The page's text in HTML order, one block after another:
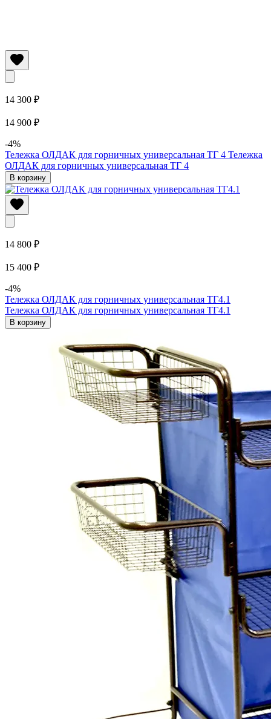
14 300 ₽
14 900 ₽
-4%
Тележка ОЛДАК для горничных универсальная ТГ 4 Тележка
ОЛДАК для горничных универсальная ТГ 4
В корзину
14 800 ₽
15 400 ₽
-4%
Тележка ОЛДАК для горничных универсальная ТГ4.1
Тележка ОЛДАК для горничных универсальная ТГ4.1
В корзину